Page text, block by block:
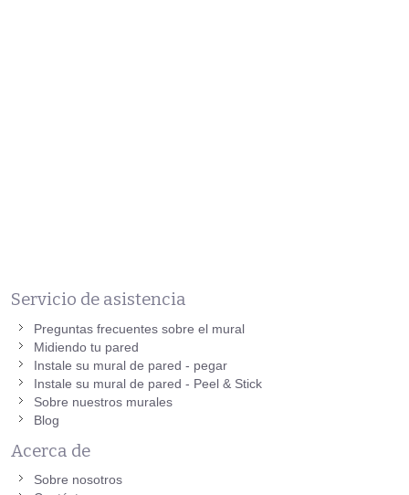
Servicio de asistencia
Preguntas frecuentes sobre el mural
Midiendo tu pared
Instale su mural de pared - pegar
Instale su mural de pared - Peel & Stick
Sobre nuestros murales
Blog
Acerca de
Sobre nosotros